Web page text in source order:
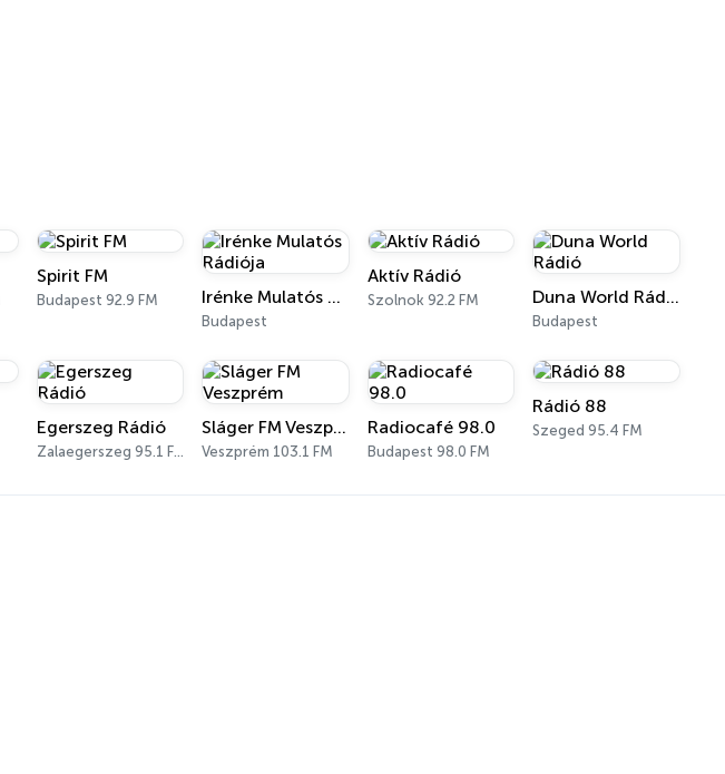
Spirit FM
Budapest 92.9 FM Irénke Mulatós Rádiója
Budapest
Aktív Rádió
Szolnok 92.2 FM Duna World Rádió
Budapest
Egerszeg Rádió
Zalaegerszeg 95.1 FM
Sláger FM Veszprém
Veszprém 103.1 FM
Radiocafé 98.0
Budapest 98.0 FM
Rádió 88
Szeged 95.4 FM